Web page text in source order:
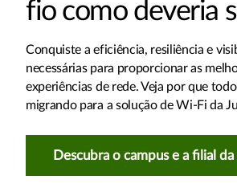
fio como deveria
Conquiste a eficiência, resiliência e
necessárias para proporcionar as
experiências de rede. Veja por que
migrando para a solução de Wi-Fi da
Descubra o campus e a filial